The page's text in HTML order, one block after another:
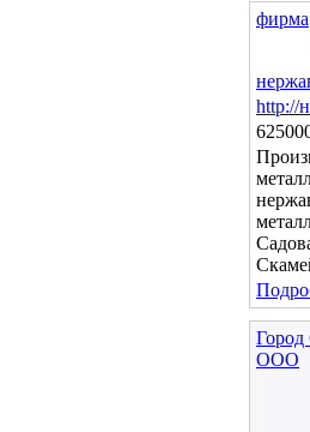
фирма
http://
ООО